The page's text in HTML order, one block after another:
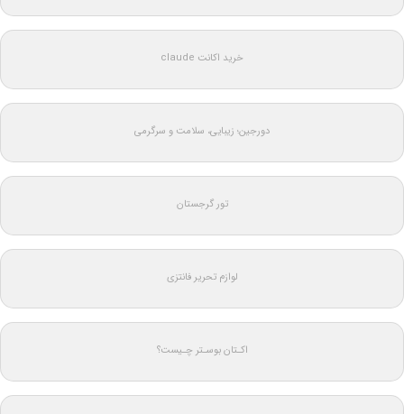
خرید اکانت claude
دورجین؛ زیبایی، سلامت و سرگرمی
تور گرجستان
لوازم تحریر فانتزی
اکـتان بوسـتر چـیست؟